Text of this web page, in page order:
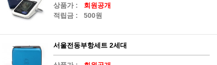
상품가 :
회원공개
적립금 :
500원
서울전동부항세트 2세대